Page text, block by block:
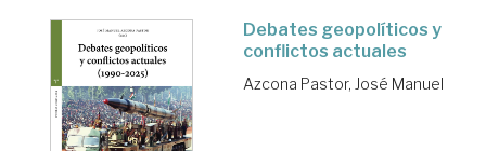
Debates geopolíticos y
conflictos actuales
Azcona Pastor, José Manuel